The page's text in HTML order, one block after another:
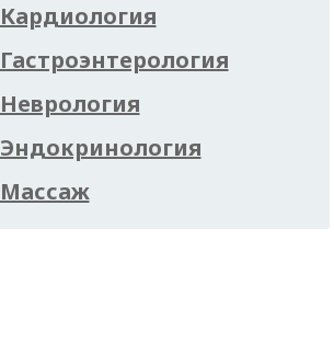
Кардиология
Гастроэнтерология
Неврология
Эндокринология
Массаж